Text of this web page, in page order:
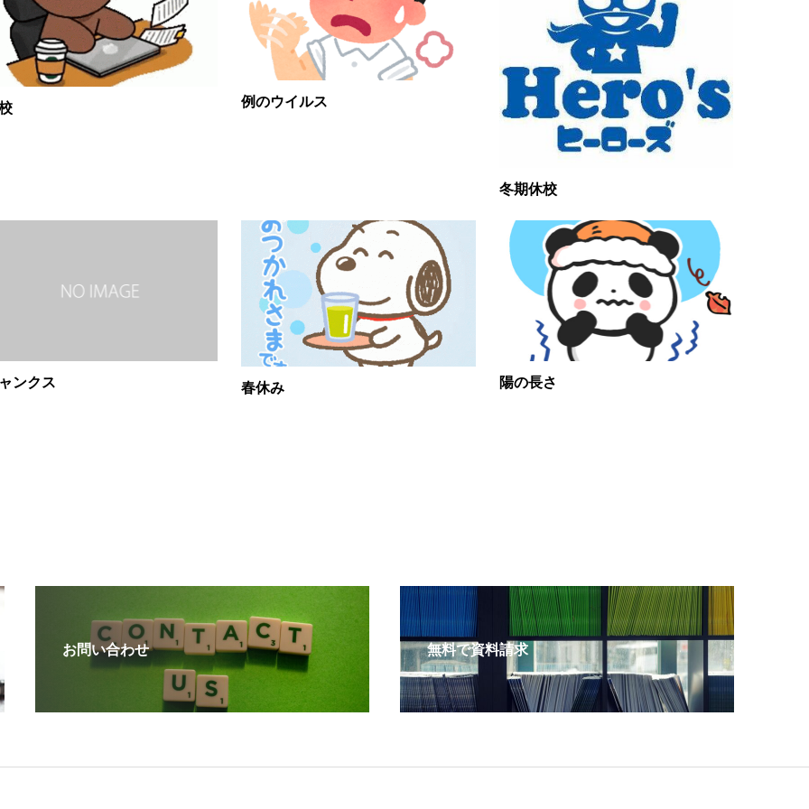
例のウイルス
冬期休校
ンクス 春休み 陽の長さ
お問い合わせ 無料で資料請求